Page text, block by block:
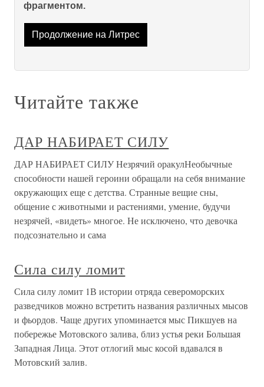
фрагментом.
Продолжение на Литрес
Читайте также
ДАР НАБИРАЕТ СИЛУ
ДАР НАБИРАЕТ СИЛУ Незрячий оракулНеобычные
способности нашей героини обращали на себя внимание
окружающих еще с детства. Странные вещие сны,
общение с животными и растениями, умение, будучи
незрячей, «видеть» многое. Не исключено, что девочка
подсознательно и сама
Сила силу ломит
Сила силу ломит 1В истории отряда североморских
разведчиков можно встретить названия различных мысов
и фьордов. Чаще других упоминается мыс Пикшуев на
побережье Мотовского залива, близ устья реки Большая
Западная Лица. Этот отлогий мыс косой вдавался в
Мотовский залив.